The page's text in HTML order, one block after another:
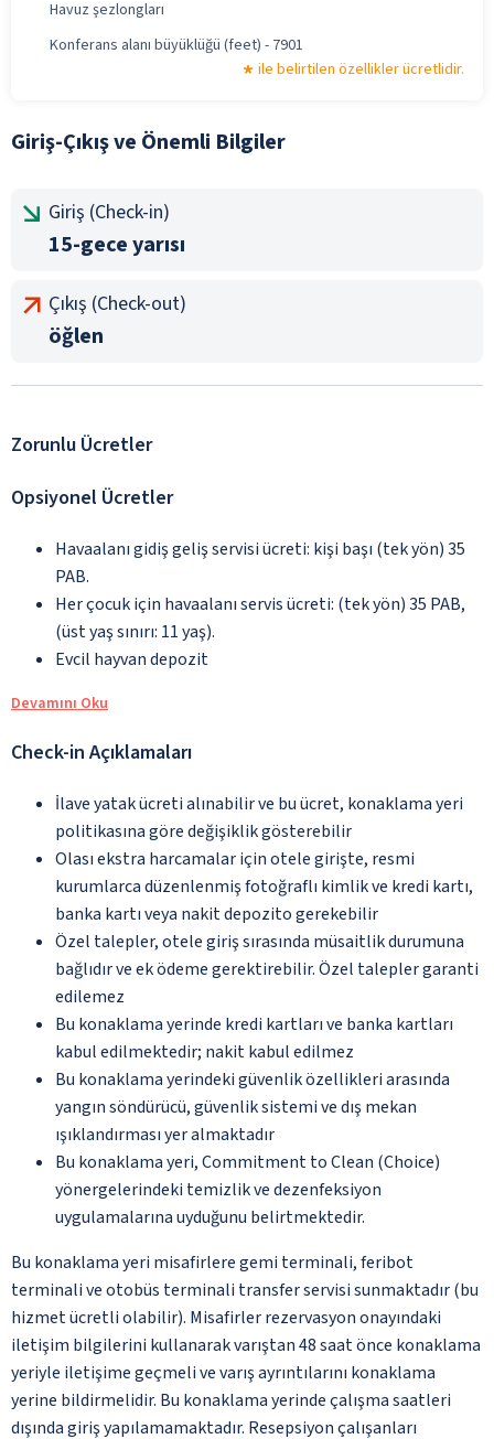
Havuz şezlongları
Konferans alanı büyüklüğü (feet) - 7901
ile belirtilen özellikler ücretlidir.
Giriş-Çıkış ve Önemli Bilgiler
Giriş (Check-in)
15-gece yarısı
Çıkış (Check-out)
öğlen
Zorunlu Ücretler
Opsiyonel Ücretler
Havaalanı gidiş geliş servisi ücreti: kişi başı (tek yön) 35
PAB.
Her çocuk için havaalanı servis ücreti: (tek yön) 35 PAB,
(üst yaş sınırı: 11 yaş).
Evcil hayvan depozit
Devamını Oku
Check-in Açıklamaları
İlave yatak ücreti alınabilir ve bu ücret, konaklama yeri
politikasına göre değişiklik gösterebilir
Olası ekstra harcamalar için otele girişte, resmi
kurumlarca düzenlenmiş fotoğraflı kimlik ve kredi kartı,
banka kartı veya nakit depozito gerekebilir
Özel talepler, otele giriş sırasında müsaitlik durumuna
bağlıdır ve ek ödeme gerektirebilir. Özel talepler garanti
edilemez
Bu konaklama yerinde kredi kartları ve banka kartları
kabul edilmektedir; nakit kabul edilmez
Bu konaklama yerindeki güvenlik özellikleri arasında
yangın söndürücü, güvenlik sistemi ve dış mekan
ışıklandırması yer almaktadır
Bu konaklama yeri, Commitment to Clean (Choice)
yönergelerindeki temizlik ve dezenfeksiyon
uygulamalarına uyduğunu belirtmektedir.
Bu konaklama yeri misafirlere gemi terminali, feribot
terminali ve otobüs terminali transfer servisi sunmaktadır (bu
hizmet ücretli olabilir). Misafirler rezervasyon onayındaki
iletişim bilgilerini kullanarak varıştan 48 saat önce konaklama
yeriyle iletişime geçmeli ve varış ayrıntılarını konaklama
yerine bildirmelidir. Bu konaklama yerinde çalışma saatleri
dışında giriş yapılamamaktadır. Resepsiyon çalışanları